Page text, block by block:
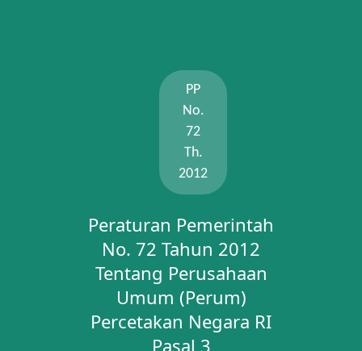
PP
No.
72
Th.
2012
Peraturan Pemerintah
No. 72 Tahun 2012
Tentang Perusahaan
Umum (Perum)
Percetakan Negara RI
Pasal 3